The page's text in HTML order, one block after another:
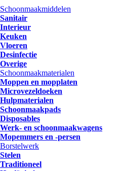
Schoonmaakmiddelen
Sanitair
Interieur
Keuken
Vloeren
Desinfectie
Overige
Schoonmaakmaterialen
Moppen en mopplaten
Microvezeldoeken
Hulpmaterialen
Schoonmaakpads
Disposables
Werk- en schoonmaakwagens
Mopemmers en -persen
Borstelwerk
Stelen
Traditioneel